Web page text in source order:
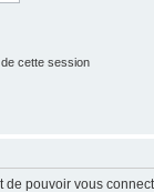
cette session
pouvoir vous